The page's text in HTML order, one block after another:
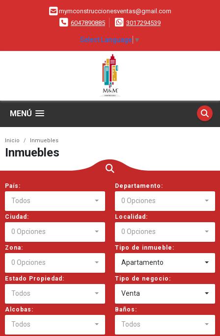
mymconstruccionesventas@gmail.com
6047890885
3017294539
Select Language ▼
MENÚ
Inicio Inmuebles
Inmuebles
País:
Todos
Departamento:
0 Opciones
Ciudad:
0 Opciones
Localidad:
0 Opciones
Zona:
0 Opciones
Tipo de inmueble:
Apartamento
Estado Propiedad:
Todos
Tipo de negocio:
Venta
Alcobas:
Todos
Baños:
Todos